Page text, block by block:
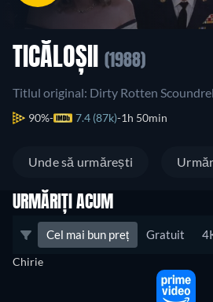
TICĂLOȘII (1988)
Titlul original: Dirty Rotten
90% 7.4 (87k) 1h 50min
Unde să urmărești
URMĂRIȚI ACUM
Cel mai bun preț Gratuit
Chirie